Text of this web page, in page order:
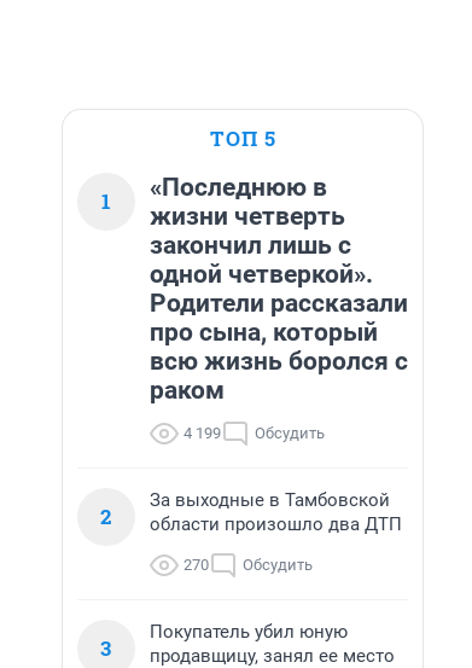
ТОП 5
1
«Последнюю в
жизни четверть
закончил лишь с
одной четверкой».
Родители рассказали
про сына, который
всю жизнь боролся с
раком
4 199 Обсудить
2
За выходные в Тамбовской
области произошло два ДТП
270 Обсудить
3
Покупатель убил юную
продавщицу, занял ее место